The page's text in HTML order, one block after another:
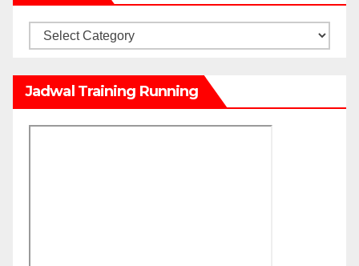
Kategori
Jadwal Training Running